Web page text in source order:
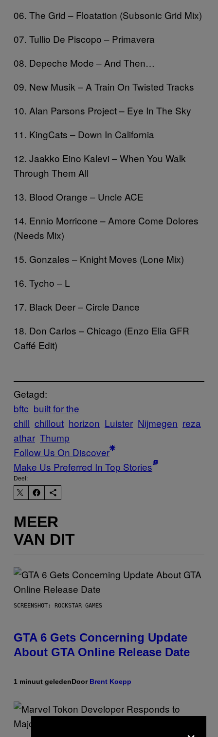
06. The Grid – Floatation (Subsonic Grid Mix)
07. Tullio De Piscopo – Primavera
08. Depeche Mode – And Then…
09. New Musik – A Train On Twisted Tracks
10. Alan Parsons Project – Eye In The Sky
11. KingCats – Down In California
12. Jaakko Eino Kalevi – When You Walk
Through Them All
13. Blood Orange – Uncle ACE
14. Ennio Morricone – Amore Come Dolores
(Needs Mix)
15. Gonzales – Knight Moves (Lone Mix)
16. Tycho – L
17. Black Deer – Circle Dance
18. Don Carlos – Chicago (Enzo Elia GFR
Caffé Edit)
Getagd:
bftc built for the
chill chillout horizon Luister Nijmegen reza
athar Thump
Follow Us On Discover
Make Us Preferred In Top Stories
Deel:
MEER
VAN DIT
SCREENSHOT: ROCKSTAR GAMES
GTA 6 Gets Concerning Update
About GTA Online Release Date
1 minuut geledenDoor Brent Koepp